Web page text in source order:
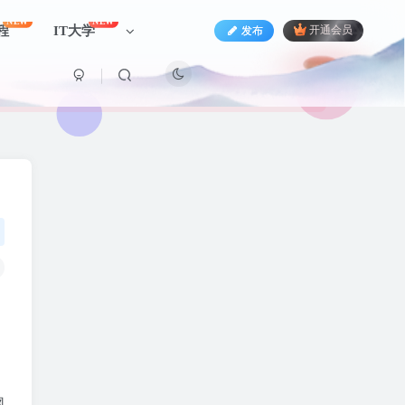
NEW
IT大学
NEW
发布 开通会员